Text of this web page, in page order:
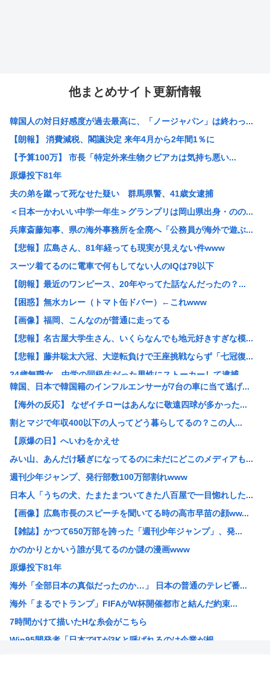
他まとめサイト更新情報
韓国人の対日好感度が過去最高に、「ノージャパン」は終わっ...
【朗報】 消費減税、閣議決定 来年4月から2年間1％に
【予算100万】 市長「特定外来生物クビアカは気持ち悪い...
原爆投下81年
夫の弟を蹴って死なせた疑い 群馬県警、41歳女逮捕
＜日本一かわいい中学一年生＞グランプリは岡山県出身・のの...
兵庫斎藤知事、県の海外事務所を全廃へ「公務員が海外で遊ぶ...
【悲報】広島さん、81年経っても現実が見えない件www
スーツ着てるのに電車で何もしてない人のIQは79以下
【朗報】最近のワンピース、20年やってた話なんだったの？...
【困惑】無水カレー（トマト缶ドバー）←これwww
【画像】福岡、こんなのが普通に走ってる
【悲報】名古屋大学生さん、いくらなんでも地元好きすぎな模...
【悲報】藤井聡太六冠、大逆転負けで王座挑戦ならず「七冠復...
24歳無職女、中学の同級生だった男性にストーカーして逮捕...
“総資産7億円”桐谷さん、がん判明で後悔も…「現金をいく...
【悲報】想像の200倍、形がエグい「ナス」見つかるwww
熱帯魚欲しいから近所の川にとりにきた（※画像あり）
中国「大洪水！」中国ダム「決壊」地元民「公式発表より死者...
【悲報】風俗嬢やってる女の末路www
日本版「絶対に立ち入ってはいけない場所」がヤバすぎた…
【正論】 有吉「『俺テレビ見ない』って言う奴おかしいだろ...
イオンモール熊本の爆発､ガス管に残っていたLPガスが漏れ...
女さん ｢アイドルが19歳にもなってスク水を着させられて...
【速報】ワイの近所の川、死体が上がる → >>...
【悲報】NHK職員さん、番組出演者から性被害に遭う・・・...
【朗報】米、10kg5,000円
【朗報】マツダ、黒字転換！！CX-5がバカ売れ
【画像】風俗に行くとこういう恵体メロン乳(35)を指名し...
韓国、日本で韓国籍のインフルエンサーが7台の車に当て逃げ...
【海外の反応】 なぜイチローはあんなに敬遠四球が多かった...
割とマジで年収400以下の人ってどう暮らしてるの？この人...
【原爆の日】へいわをかえせ
みい山、あんだけ騒ぎになってるのに未だにどこのメディアも...
週刊少年ジャンプ、発行部数100万部割れwww
日本人「うちの犬、たまたまついてきた八百屋で一目惚れした...
【画像】広島市長のスピーチを聞いてる時の高市早苗の顔ww...
【雑誌】かつて650万部を誇った「週刊少年ジャンプ」、発...
かのかりとかいう誰が見てるのか謎の漫画www
原爆投下81年
海外「全部日本の真似だったのか…」 日本の普通のテレビ番...
海外「まるでトランプ」FIFAがW杯開催都市と結んだ約束...
7時間かけて描いたHな糸会がこちら
Win95開発者「日本でITが3Kと呼ばれるのは企業が根...